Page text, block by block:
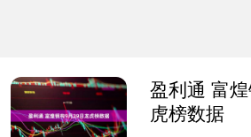
盈利通 富
虎榜数据